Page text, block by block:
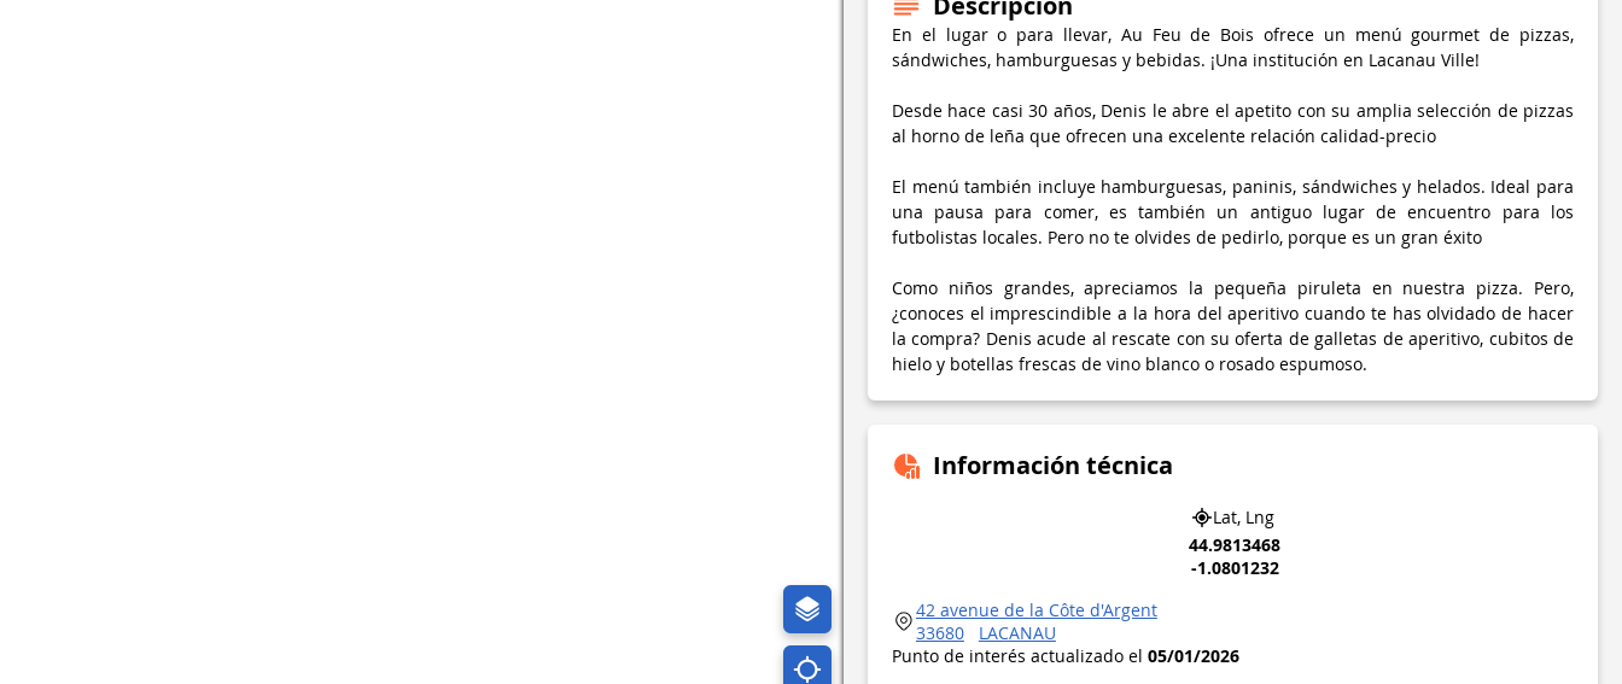
En el lugar o para llevar, Au Feu de Bois ofrece un menú gourmet de pizzas,
sándwiches, hamburguesas y bebidas. ¡Una institución en Lacanau Ville!
Desde hace casi 30 años, Denis le abre el apetito con su amplia selección de pizzas
al horno de leña que ofrecen una excelente relación calidad-precio
El menú también incluye hamburguesas, paninis, sándwiches y helados. Ideal para
una pausa para comer, es también un antiguo lugar de encuentro para los
futbolistas locales. Pero no te olvides de pedirlo, porque es un gran éxito
Como niños grandes, apreciamos la pequeña piruleta en nuestra pizza. Pero,
¿conoces el imprescindible a la hora del aperitivo cuando te has olvidado de hacer
la compra? Denis acude al rescate con su oferta de galletas de aperitivo, cubitos de
hielo y botellas frescas de vino blanco o rosado espumoso.
Información técnica
Lat, Lng
44.9813468
-1.0801232
42 avenue de la Côte d'Argent
33680
LACANAU
Punto de interés actualizado el 05/01/2026